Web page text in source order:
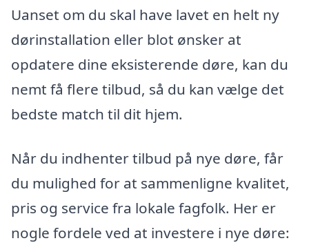
Uanset om du skal have lavet en helt ny
dørinstallation eller blot ønsker at
opdatere dine eksisterende døre, kan du
nemt få flere tilbud, så du kan vælge det
bedste match til dit hjem.
Når du indhenter tilbud på nye døre, får
du mulighed for at sammenligne kvalitet,
pris og service fra lokale fagfolk. Her er
nogle fordele ved at investere i nye døre: